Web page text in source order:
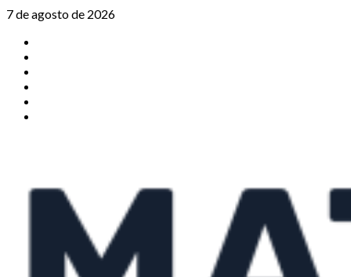
Saltar
contenido
7 de agosto de 2026